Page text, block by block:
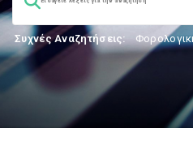
Συχνές Αναζητήσεις: